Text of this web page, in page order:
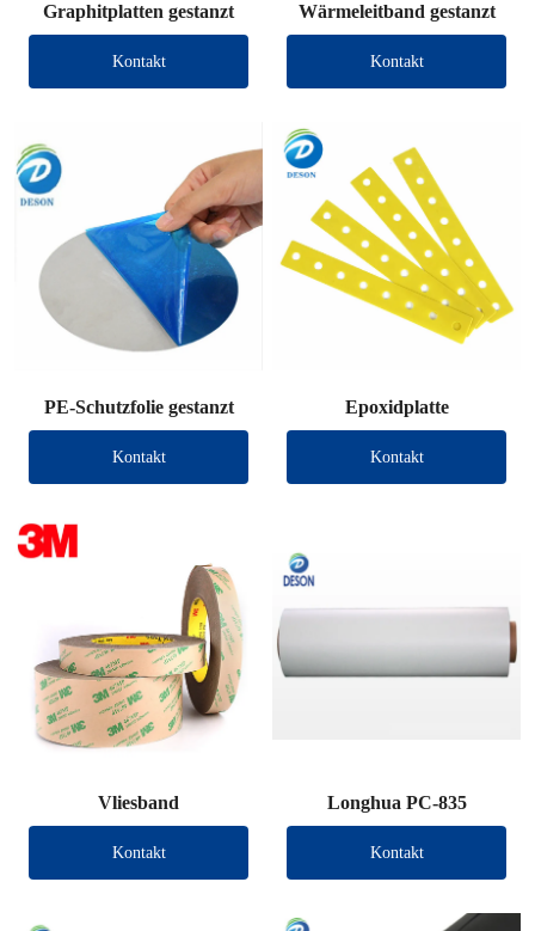
Graphitplatten gestanzt
Kontakt
Wärmeleitband gestanzt
Kontakt
PE-Schutzfolie gestanzt
Kontakt
Epoxidplatte
Kontakt
Vliesband
Kontakt
Longhua PC-835
Kontakt